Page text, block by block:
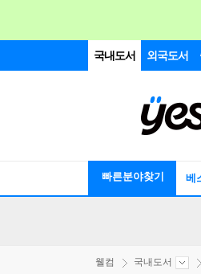
국내도서 외국도서
빠른분야찾기 베
웰컴 국내도서